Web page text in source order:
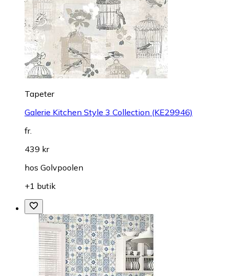
Tapeter
Galerie Kitchen Style 3 Collection (KE29946)
fr.
439 kr
hos Golvpoolen
+1 butik